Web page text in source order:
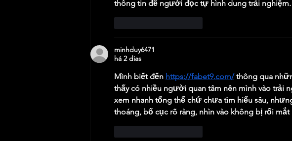
thông tin để người đọc tự hình dung trải nghiệm.
minhduy6471
há 2 dias
Mình biết đến https://fabet9.com/ thông qua
thấy có nhiều người quan tâm nên mình vào trải
xem nhanh tổng thể chứ chưa tìm hiểu sâu,
thoáng, bố cục rõ ràng, nhìn vào không bị rối mắt